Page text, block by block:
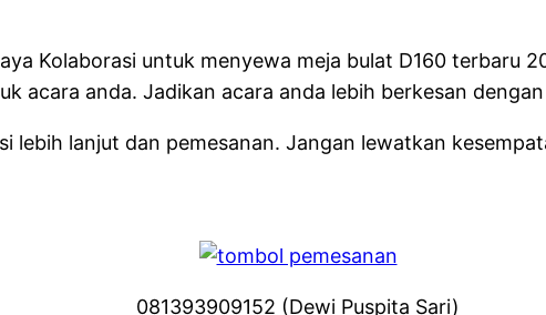
Kolaborasi untuk menyewa meja bulat D160 terbaru
acara anda. Jadikan acara anda lebih berkesan
lebih lanjut dan pemesanan. Jangan lewatkan
081393909152 (Dewi Puspita Sari)